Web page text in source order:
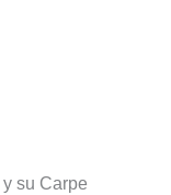
su Carpe